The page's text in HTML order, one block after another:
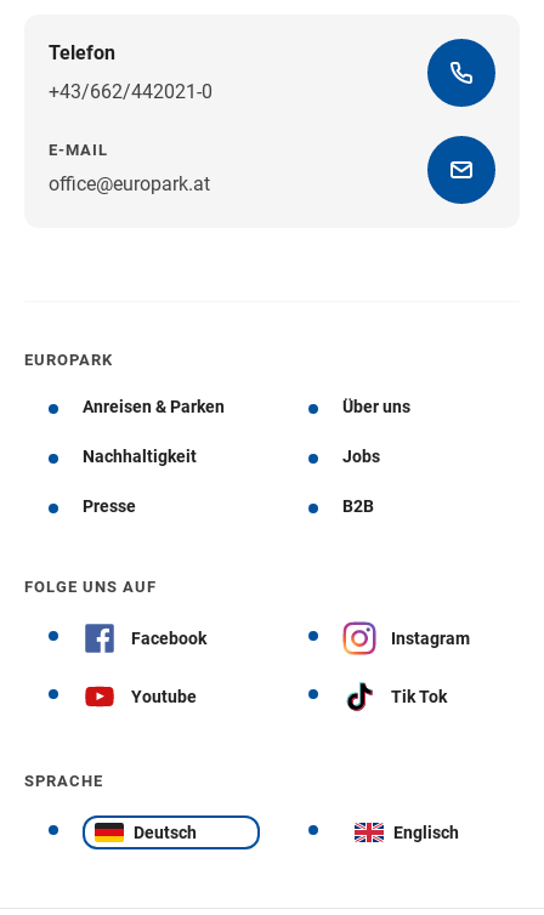
Telefon
+43/662/442021-0
E-MAIL
office@europark.atWegbeschreibung erhalten
EUROPARK
Anreisen & Parken Über uns
Nachhaltigkeit Jobs
Presse B2B
FOLGE UNS AUF
Facebook Instagram
Youtube Tik Tok
SPRACHE
Deutsch Englisch